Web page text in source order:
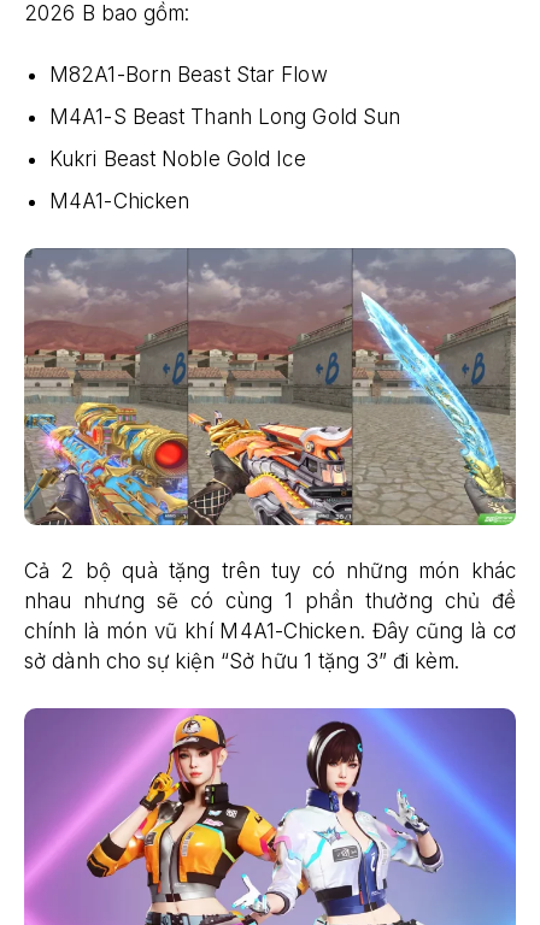
2026 B bao gồm:
M82A1-Born Beast Star Flow
M4A1-S Beast Thanh Long Gold Sun
Kukri Beast Noble Gold Ice
M4A1-Chicken
Cả 2 bộ quà tặng trên tuy có những món khác
nhau nhưng sẽ có cùng 1 phần thưởng chủ đề
chính là món vũ khí M4A1-Chicken. Đây cũng là cơ
sở dành cho sự kiện “Sở hữu 1 tặng 3” đi kèm.